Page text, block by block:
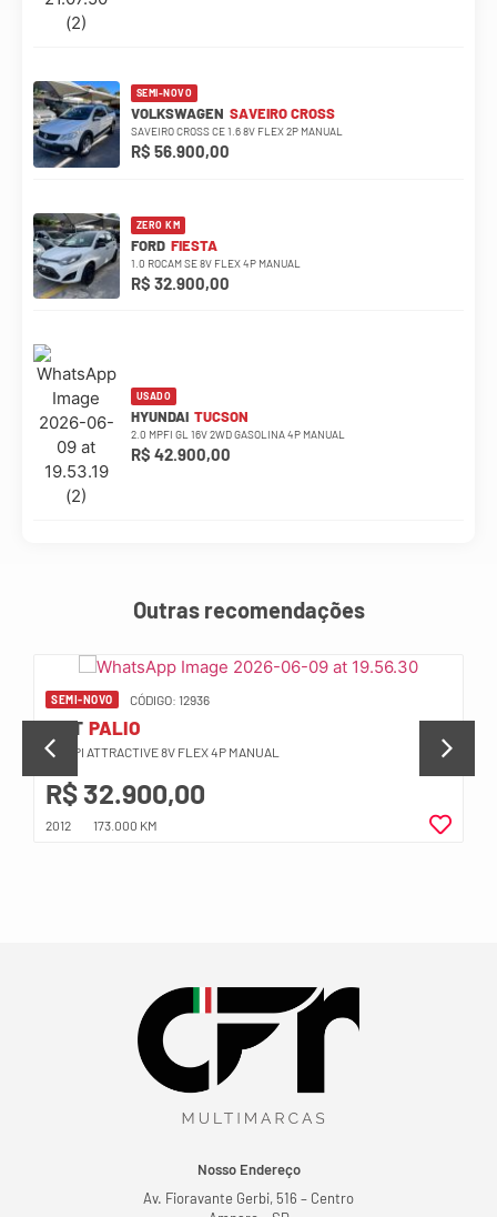
SEMI-NOVO
VOLKSWAGEN SAVEIRO CROSS
SAVEIRO CROSS CE 1.6 8V FLEX 2P MANUAL
R$ 56.900,00
ZERO KM
FORD FIESTA
1.0 ROCAM SE 8V FLEX 4P MANUAL
R$ 32.900,00
USADO
HYUNDAI TUCSON
2.0 MPFI GL 16V 2WD GASOLINA 4P MANUAL
R$ 42.900,00
Outras recomendações
SEMI-NOVO CÓDIGO: 12936
FIAT PALIO
1.0 MPI ATTRACTIVE 8V FLEX 4P MANUAL
R$ 32.900,00
2012 173.000 KM
Nosso Endereço
Av. Fioravante Gerbi, 516 – Centro